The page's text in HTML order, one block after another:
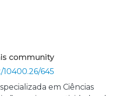
community
645
em Ciências